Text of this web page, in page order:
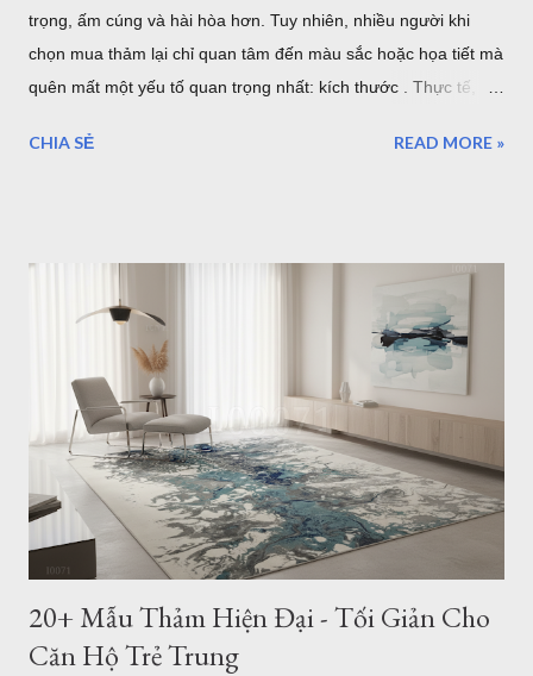
trọng, ấm cúng và hài hòa hơn. Tuy nhiên, nhiều người khi
chọn mua thảm lại chỉ quan tâm đến màu sắc hoặc họa tiết mà
quên mất một yếu tố quan trọng nhất: kích thước . Thực tế,
cân đối. Ngược lại, thảm quá lớn có thể làm không gian trở
phòng và phong cách nội thất, giúp bạn dễ dàng tìm được mẫu
thảm phù hợp nhất. Cách Chọn Kích Thước Thảm Phòng
Khách Chuẩn Theo Từng Loại Sofa (Kèm Bảng Kích Thước) Vì
sao kích thước thảm phòng khách lại quan trọng? Trong thiết
kế nội thất, thảm không chỉ có tác dụng trang trí mà còn đóng
vai trò kết nối toàn bộ khu vực tiếp khách. Một chiếc thảm có
kích thước phù hợp sẽ tạo cảm giác cân đối, giúp bộ sofa, bàn
trà và các món đồ nội thất trở thành một tổng ...
CHIA SẺ READ MORE »
20+ Mẫu Thảm Hiện Đại - Tối Giản Cho
Căn Hộ Trẻ Trung